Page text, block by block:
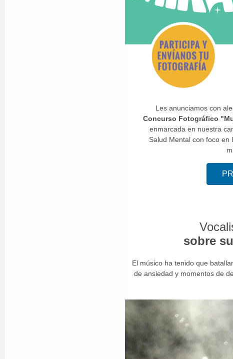
Les anunciamos con
Concurso Fotográfico
enmarcada en nuestra
Salud Mental con foco en
sobre
El músico ha tenido que
de ansiedad y momentos de